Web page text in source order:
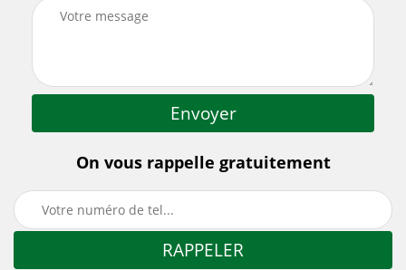
On vous rappelle gratuitement